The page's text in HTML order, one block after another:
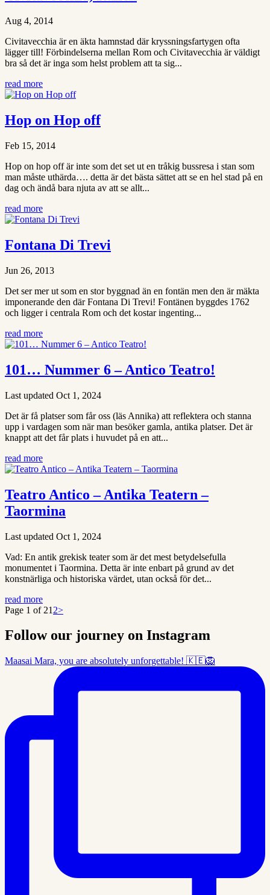
Aug 4, 2014
Civitavecchia är en äkta hamnstad där kryssningsfartygen ofta
lägger till! Förbindelserna mellan Rom och Civitavecchia är väldigt
bra så det är inga som helst problem att ta sig...
read more
Hop on Hop off
Feb 15, 2014
Hop on hop off är inte som det set ut en tråkig bussresa i stan som
man måste uthärda…. detta är det bästa sättet att se en hel stad på en
dag och ändå bara njuta av att se allt...
read more
Fontana Di Trevi
Jun 26, 2013
Det ser mer ut som en stor byggnad än en fontän men den är mäkta
imponerande den där Fontana Di Trevi! Fontänen byggdes 1762
och ligger i centrala Rom och det kostar ingenting...
read more
101… Nummer 6 – Antico Teatro!
Last updated Oct 1, 2024
Det är få platser som får oss (läs Annika) att reflektera och stanna
upp i vardagen som när man besöker gamla, antika platser. Det är
knappt att det får plats i huvudet på en att...
read more
Teatro Antico – Antika Teatern –
Taormina
Last updated Oct 1, 2024
Vad: En antik grekisk teater som är det mest betydelsefulla
monumentet i Taormina. Detta är inte enbart på grund av det
konstnärliga och historiska värdet, utan också för det...
read more
Page 1 of 21 2>
Follow our journey on Instagram
Maasai Mara, you are absolutely unforgettable! 🇰🇪🦁